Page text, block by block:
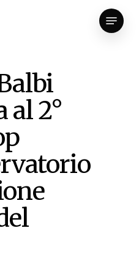
Menu
al 2°